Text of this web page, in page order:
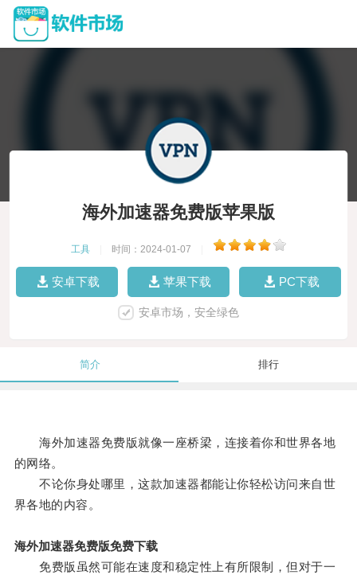
海外加速器免费版苹果版
工具 时间：2024-01-07
安卓下载 苹果下载 PC下载
安卓市场，安全绿色
简介 排行
海外加速器免费版就像一座桥梁，连接着你和世界各地
的网络。
不论你身处哪里，这款加速器都能让你轻松访问来自世
界各地的内容。
海外加速器免费版免费下载
免费版虽然可能在速度和稳定性上有所限制，但对于一